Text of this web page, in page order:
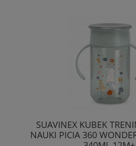
SUAVINEX KUBEK
NAUKI PICIA 360